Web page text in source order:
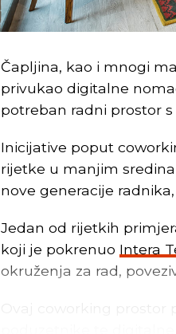
Čapljina, kao i mnogi
privukao digitalne
potreban radni prostor
Inicijative poput
rijetke u manjim
nove generacije
Jedan od rijetkih
koji je pokrenuo Intera
okruženja za rad,